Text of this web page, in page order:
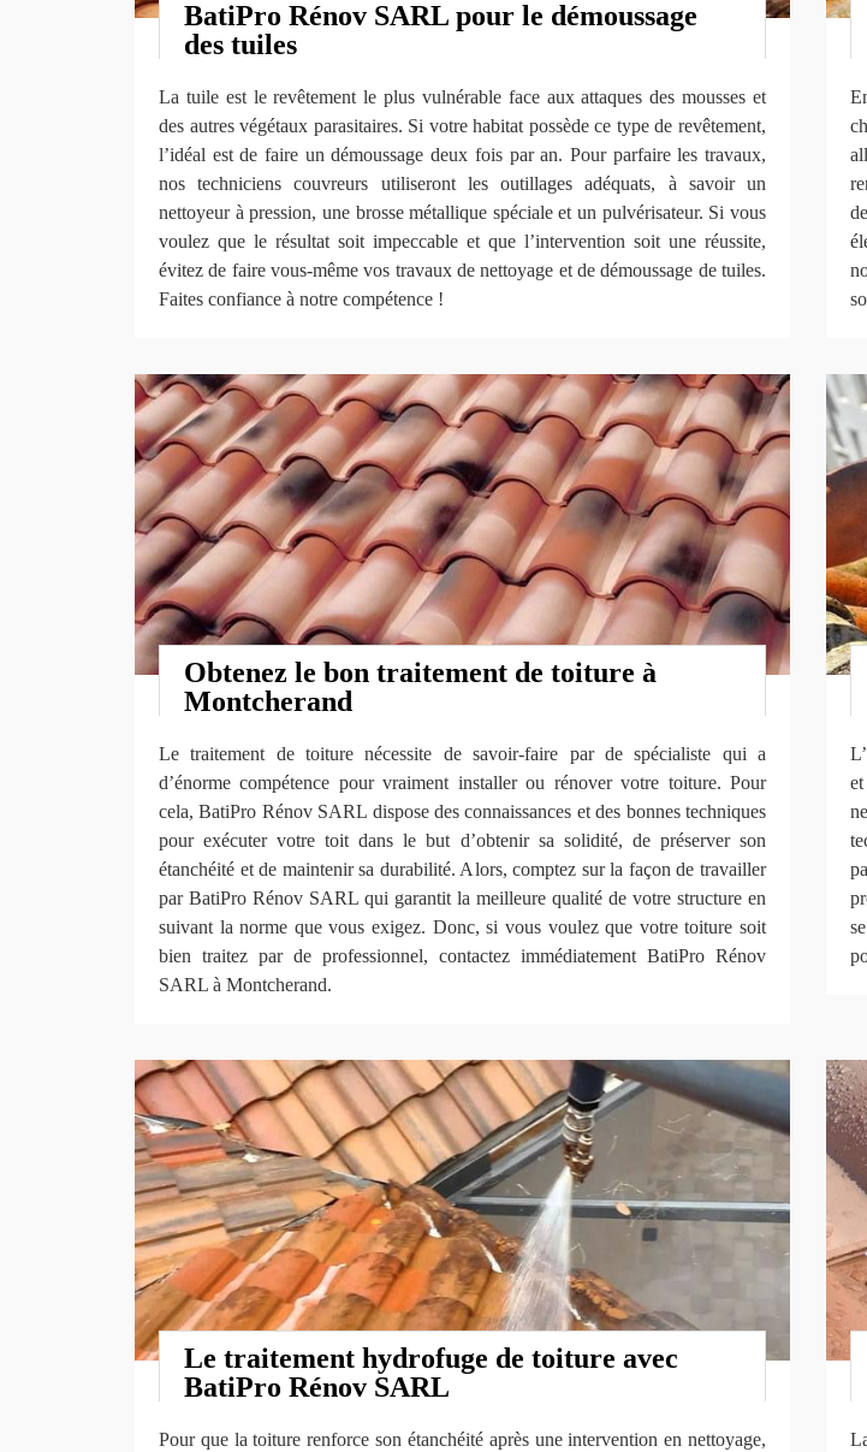
BatiPro Rénov SARL pour le démoussage
des tuiles
La tuile est le revêtement le plus vulnérable face aux attaques des mousses et
des autres végétaux parasitaires. Si votre habitat possède ce type de revêtement,
l’idéal est de faire un démoussage deux fois par an. Pour parfaire les travaux,
nos techniciens couvreurs utiliseront les outillages adéquats, à savoir un
nettoyeur à pression, une brosse métallique spéciale et un pulvérisateur. Si vous
voulez que le résultat soit impeccable et que l’intervention soit une réussite,
évitez de faire vous-même vos travaux de nettoyage et de démoussage de tuiles.
Faites confiance à notre compétence !
Obtenez le bon traitement de toiture à
Montcherand
Le traitement de toiture nécessite de savoir-faire par de spécialiste qui a
d’énorme compétence pour vraiment installer ou rénover votre toiture. Pour
cela, BatiPro Rénov SARL dispose des connaissances et des bonnes techniques
pour exécuter votre toit dans le but d’obtenir sa solidité, de préserver son
étanchéité et de maintenir sa durabilité. Alors, comptez sur la façon de travailler
par BatiPro Rénov SARL qui garantit la meilleure qualité de votre structure en
suivant la norme que vous exigez. Donc, si vous voulez que votre toiture soit
bien traitez par de professionnel, contactez immédiatement BatiPro Rénov
SARL à Montcherand.
Le traitement hydrofuge de toiture avec
BatiPro Rénov SARL
Pour que la toiture renforce son étanchéité après une intervention en nettoyage,